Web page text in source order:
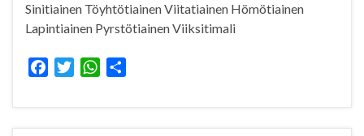
Sinitiainen Töyhtötiainen Viitatiainen Hömötiainen
Lapintiainen Pyrstötiainen Viiksitimali
c
e
i
t
W
a
t
a
r